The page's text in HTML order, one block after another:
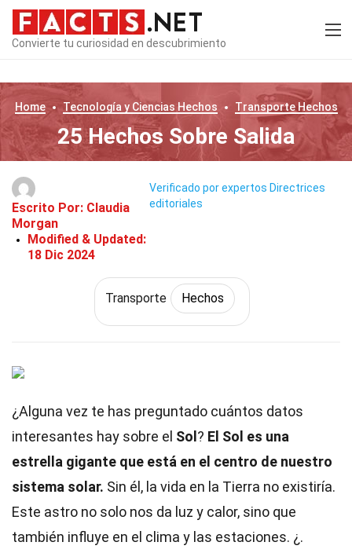
Convierte tu curiosidad en descubrimiento
Home Tecnología y Ciencias Hechos TransporteHechos
25 Hechos Sobre Salida
Escrito Por: Claudia
Morgan
Modified & Updated:
18 Dic 2024
Verificado por expertos Directrices
editoriales
Transporte Hechos
¿Alguna vez te has preguntado cuántos datos
interesantes hay sobre el Sol ? El Sol es una
estrella gigante que está en el centro de nuestro
sistema solar. Sin él, la vida en la Tierra no existiría.
Este astro no solo nos da luz y calor, sino que
también influye en el clima y las estaciones. ¿.